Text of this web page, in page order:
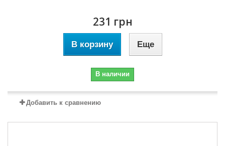
231 грн
В корзину Еще
В наличии
Добавить к сравнению